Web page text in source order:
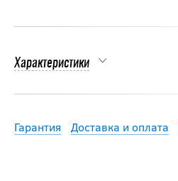
Характеристики
Гарантия Доставка и оплата